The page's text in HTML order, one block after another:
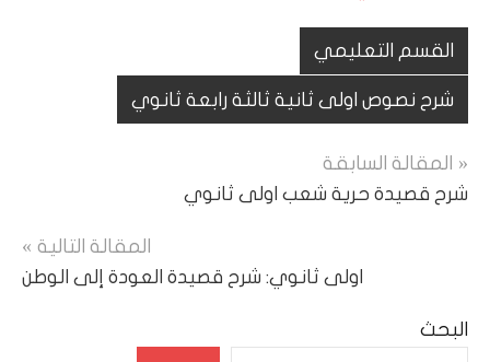
القسم التعليمي
شرح نصوص اولى ثانية ثالثة رابعة ثانوي
تصفّح
المقالات
المقالة السابقة
شرح قصيدة حرية شعب اولى ثانوي
المقالة التالية
اولى ثانوي: شرح قصيدة العودة إلى الوطن
البحث